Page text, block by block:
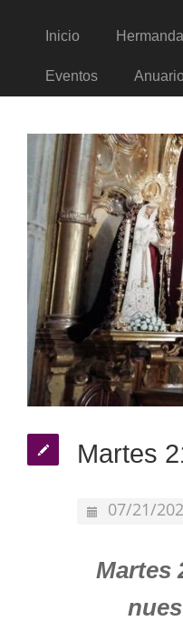
Inicio
Eventos
Martes
07/21/
Martes